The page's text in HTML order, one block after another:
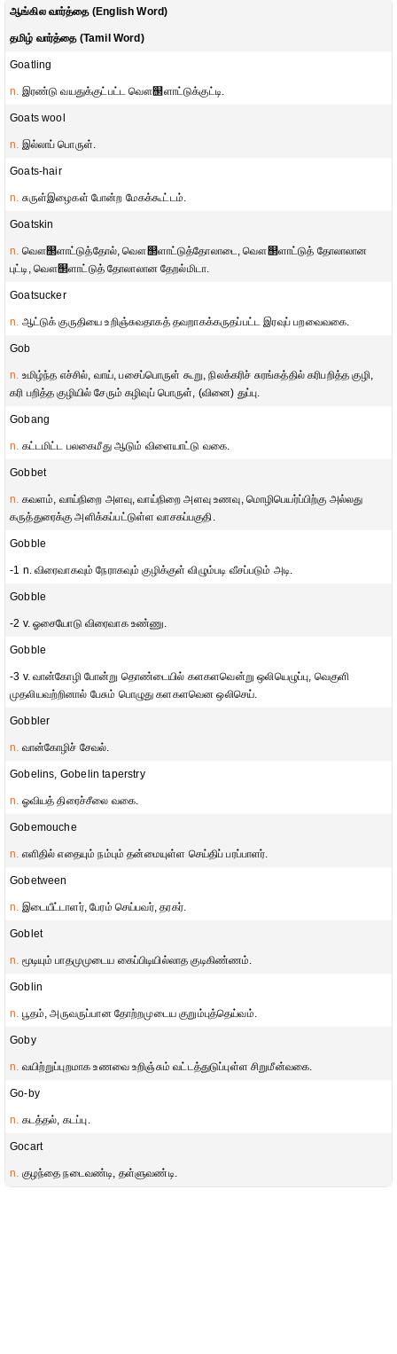
ஆங்கில வார்த்தை (English Word)
தமிழ் வார்த்தை (Tamil Word)
Goatling
n. இரண்டு வயதுக்குட்பட்ட வௌ஢ளாட்டுக்குட்டி.
Goats wool
n. இல்லாப் பொருள்.
Goats-hair
n. சுருள்இழைகள் போன்ற மேகக்கூட்டம்.
Goatskin
n. வௌ஢ளாட்டுத்தோல், வௌ஢ளாட்டுத்தோலாடை, வௌ஢ளாட்டுத் தோலாலான
புட்டி, வௌ஢ளாட்டுத் தோலாலான தேறல்மிடா.
Goatsucker
n. ஆட்டுக் குருதியை உறிஞ்சுவதாகத் தவறாகக்கருதப்பட்ட இரவுப் பறவைவகை.
Gob
n. உமிழ்ந்த எச்சில், வாய், பசைப்பொருள் கூறு, நிலக்கரிச் சுரங்கத்தில் கரிபறித்த குழி,
கரி பறித்த குழியில் சேரும் கழிவுப் பொருள், (வினை) துப்பு.
Gobang
n. கட்டமிட்ட பலகைமீது ஆடும் விளையாட்டு வகை.
Gobbet
n. கவளம், வாய்நிறை அளவு, வாய்நிறை அளவு உணவு, மொழிபெயர்ப்பிற்கு அல்லது
கருத்துரைக்கு அளிக்கப்பட்டுள்ள வாசகப்பகுதி.
Gobble
-1 n. விரைவாகவும் நேராகவும் குழிக்குள் விழும்படி வீசப்படும் அடி.
Gobble
-2 v. ஓசையோடு விரைவாக உண்ணு.
Gobble
-3 v. வான்கோழி போன்று தொண்டையில் களகளவென்று ஒலியெழுப்பு, வெகுளி
முதலியவற்றினால் பேசும் பொழுது களகளவென ஒலிசெய்.
Gobbler
n. வான்கோழிச் சேவல்.
Gobelins, Gobelin taperstry
n. ஓவியத் திரைச்சீலை வகை.
Gobemouche
n. எளிதில் எதையும் நம்பும் தன்மையுள்ள செய்திப் பரப்பாளர்.
Gobetween
n. இடையீட்டாளர், பேரம் செய்பவர், தரகர்.
Goblet
n. மூடியும் பாதமுமுடைய கைப்பிடியில்லாத குடிகிண்ணம்.
Goblin
n. பூதம், அருவருப்பான தோற்றமுடைய குறும்புத்தெய்வம்.
Goby
n. வயிற்றுப்புறமாக உணவை உறிஞ்சும் வட்டத்துடுப்புள்ள சிறுமீன்வகை.
Go-by
n. கடத்தல், கடப்பு.
Gocart
n. குழந்தை நடைவண்டி, தள்ளுவண்டி.